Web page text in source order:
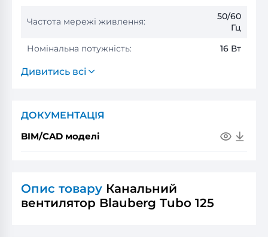
Частота мережі живлення:
50/60
Гц
Номінальна потужність:
16 Вт
Дивитись всі
ДОКУМЕНТАЦІЯ
BIM/CAD моделі
Опис товару Канальний
вентилятор Blauberg Tubo 125